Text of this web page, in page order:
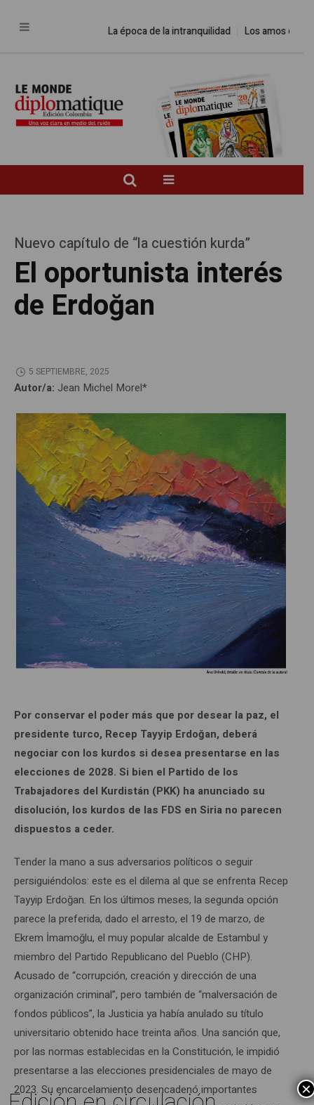
La época de la intranquilidad Los amos del mundo
Nuevo capítulo de “la cuestión kurda”
El oportunista interés
de Erdoğan
5 SEPTIEMBRE, 2025
Autor/a: Jean Michel Morel*
Por conservar el poder más que por desear la paz, el
presidente turco, Recep Tayyip Erdoğan, deberá
negociar con los kurdos si desea presentarse en las
elecciones de 2028. Si bien el Partido de los
Trabajadores del Kurdistán (PKK) ha anunciado su
disolución, los kurdos de las FDS en Siria no parecen
dispuestos a ceder.
Tender la mano a sus adversarios políticos o seguir
persiguiéndolos: este es el dilema al que se enfrenta Recep
Tayyip Erdoğan. En los últimos meses, la segunda opción
parece la preferida, dado el arresto, el 19 de marzo, de
Ekrem İmamoğlu, el muy popular alcalde de Estambul y
miembro del Partido Republicano del Pueblo (CHP).
Acusado de “corrupción, creación y dirección de una
organización criminal”, pero también de “malversación de
fondos públicos”, la Justicia ya había anulado su título
universitario obtenido hace treinta años. Una sanción que,
por las normas establecidas en la Constitución, le impidió
presentarse a las elecciones presidenciales de mayo de
2023. Su encarcelamiento desencadenó importantes
×